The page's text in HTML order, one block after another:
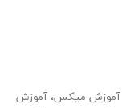
آموزش میکس، آموزش